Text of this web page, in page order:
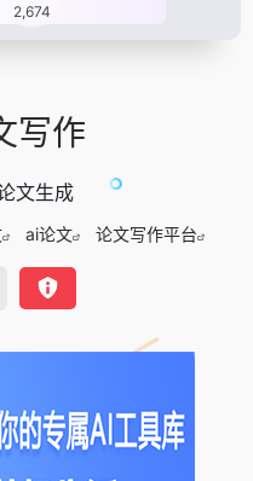
2,674
写作
文生成
ai论文 论文写作平台